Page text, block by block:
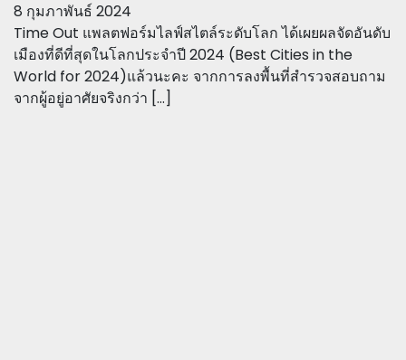
8 กุมภาพันธ์ 2024
Time Out แพลตฟอร์มไลฟ์สไตล์ระดับโลก ได้เผยผลจัดอันดับ
เมืองที่ดีที่สุดในโลกประจำปี 2024 (Best Cities in the
World for 2024)แล้วนะคะ จากการลงพื้นที่สำรวจสอบถาม
จากผู้อยู่อาศัยจริงกว่า […]